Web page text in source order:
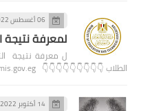
06 أغسطس 2022
لمعرفة نتيجة
الطلاب 👇👇👇👇👇👇👇👇👇 https://g12.emis.gov.eg/ وال…
14 أكتوبر 2022